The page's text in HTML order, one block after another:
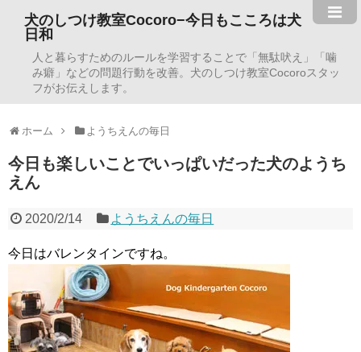
犬のしつけ教室Cocoro−今日もこころは犬
日和
人と暮らすためのルールを学習することで「無駄吠え」「噛
み癖」などの問題行動を改善。犬のしつけ教室Cocoroスタッ
フがお伝えします。
ホーム ようちえんの毎日
今日も楽しいことでいっぱいだった犬のようち
えん
2020/2/14 ようちえんの毎日
今日はバレンタインですね。